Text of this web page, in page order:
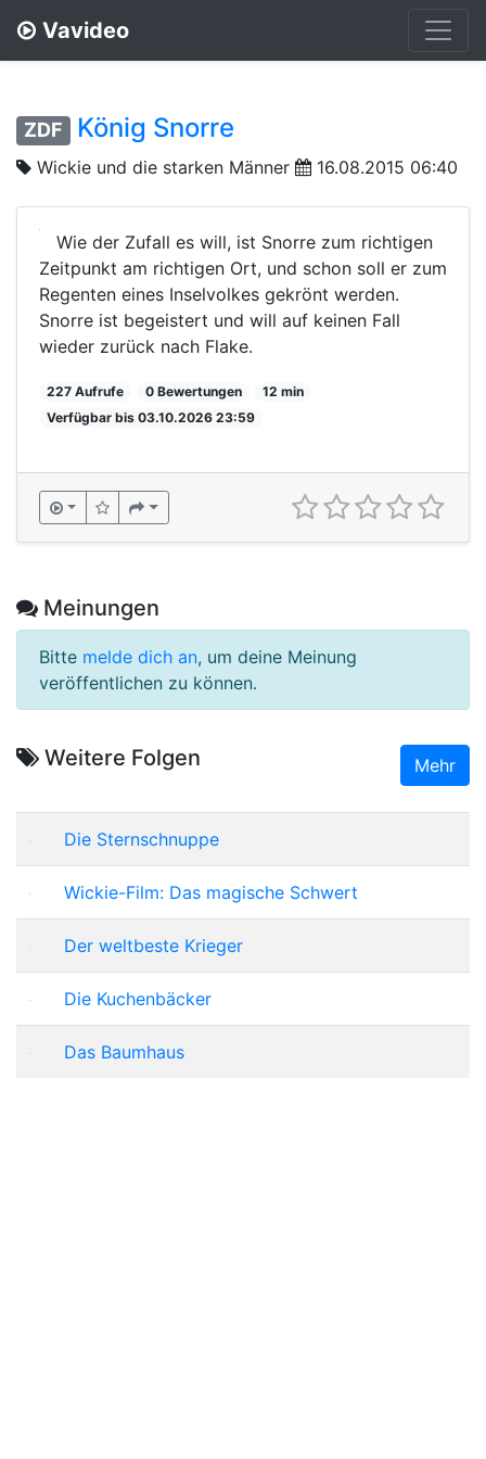
Vavideo
ZDF König Snorre
Wickie und die starken Männer 16.08.2015 06:40
Wie der Zufall es will, ist Snorre zum richtigen
Zeitpunkt am richtigen Ort, und schon soll er zum
Regenten eines Inselvolkes gekrönt werden.
Snorre ist begeistert und will auf keinen Fall
wieder zurück nach Flake.
227 Aufrufe 0 Bewertungen
12 min
Verfügbar bis 03.10.2026 23:59
Meinungen
Bitte melde dich an, um deine Meinung
veröffentlichen zu können.
Weitere Folgen Mehr
Die Sternschnuppe
Wickie-Film: Das magische Schwert
Der weltbeste Krieger
Die Kuchenbäcker
Das Baumhaus